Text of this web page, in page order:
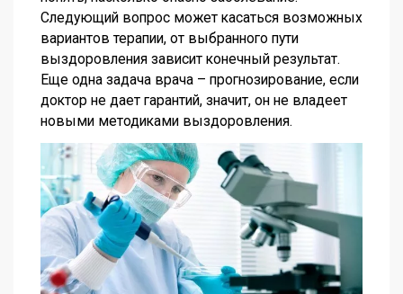
Следующий вопрос может касаться возможных
вариантов терапии, от выбранного пути
выздоровления зависит конечный результат.
Еще одна задача врача – прогнозирование, если
доктор не дает гарантий, значит, он не владеет
новыми методиками выздоровления.